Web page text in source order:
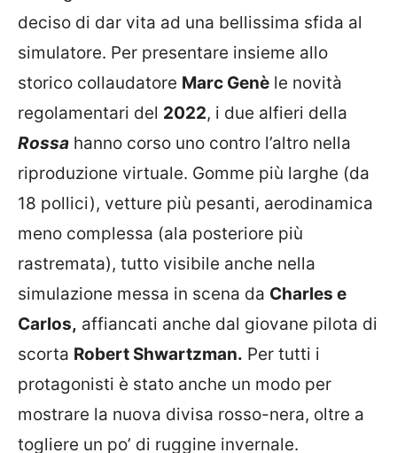
deciso di dar vita ad una bellissima sfida al
simulatore. Per presentare insieme allo
storico collaudatore Marc Genè le novità
regolamentari del 2022, i due alfieri della
Rossa hanno corso uno contro l’altro nella
riproduzione virtuale. Gomme più larghe (da
18 pollici), vetture più pesanti, aerodinamica
meno complessa (ala posteriore più
rastremata), tutto visibile anche nella
simulazione messa in scena da Charles e
Carlos, affiancati anche dal giovane pilota di
scorta Robert Shwartzman. Per tutti i
protagonisti è stato anche un modo per
mostrare la nuova divisa rosso-nera, oltre a
togliere un po’ di ruggine invernale.